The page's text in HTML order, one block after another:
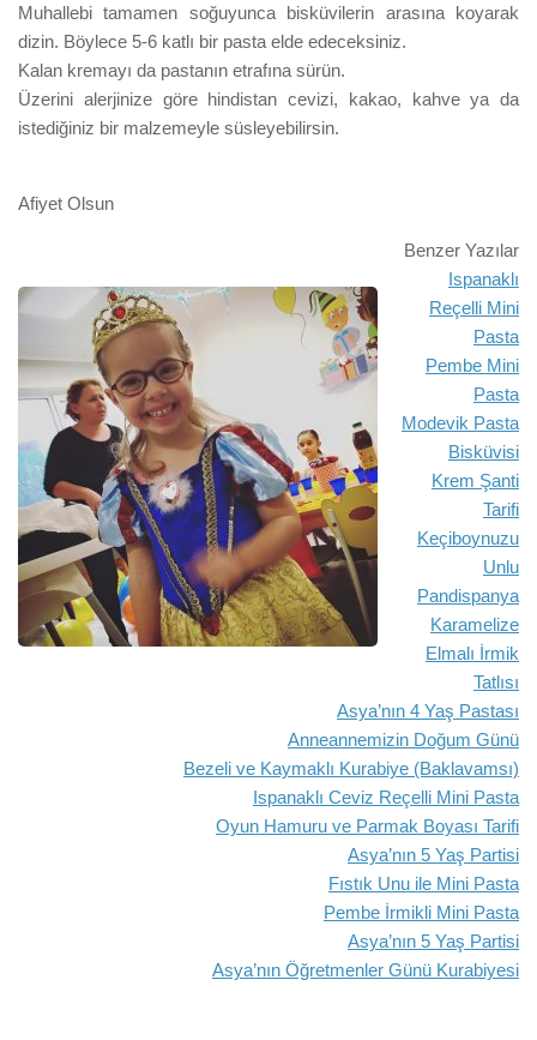
Muhallebi tamamen soğuyunca bisküvilerin arasına koyarak
dizin. Böylece 5-6 katlı bir pasta elde edeceksiniz.
Kalan kremayı da pastanın etrafına sürün.
Üzerini alerjinize göre hindistan cevizi, kakao, kahve ya da
istediğiniz bir malzemeyle süsleyebilirsin.
Afiyet Olsun
Benzer Yazılar
Ispanaklı
Reçelli Mini
Pasta
Pembe Mini
Pasta
Modevik Pasta
Bisküvisi
Krem Şanti
Tarifi
Keçiboynuzu
Unlu
Pandispanya
Karamelize
Elmalı İrmik
Tatlısı
Asya’nın 4 Yaş Pastası
Anneannemizin Doğum Günü
Bezeli ve Kaymaklı Kurabiye (Baklavamsı)
Ispanaklı Ceviz Reçelli Mini Pasta
Oyun Hamuru ve Parmak Boyası Tarifi
Asya’nın 5 Yaş Partisi
Fıstık Unu ile Mini Pasta
Pembe İrmikli Mini Pasta
Asya’nın 5 Yaş Partisi
Asya’nın Öğretmenler Günü Kurabiyesi